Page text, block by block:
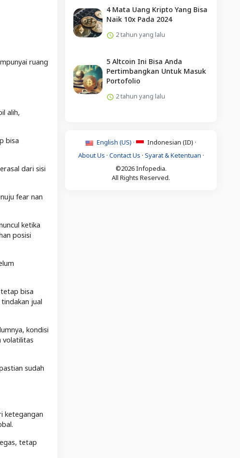
ruang
alih,
bisa
dari sisi
fear nan
ketika
posisi
bisa
jual
kondisi
volatilitas
sudah
ketegangan
tetap
4 Mata Uang Kripto Yang Bisa
Naik 10x Pada 2024
2 tahun yang lalu
5 Altcoin Ini Bisa Anda
Pertimbangkan Untuk Masuk
Portofolio
2 tahun yang lalu
English (US) ·
Indonesian (ID) ·
About Us · Contact Us · Syarat & Ketentuan ·
©2026 Infopedia.
All Rights Reserved.